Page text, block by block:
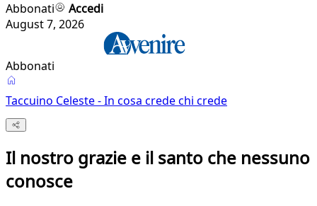
Abbonati
Accedi
August 7, 2026
Abbonati
Taccuino Celeste - In cosa crede chi crede
Il nostro grazie e il santo che nessuno
conosce